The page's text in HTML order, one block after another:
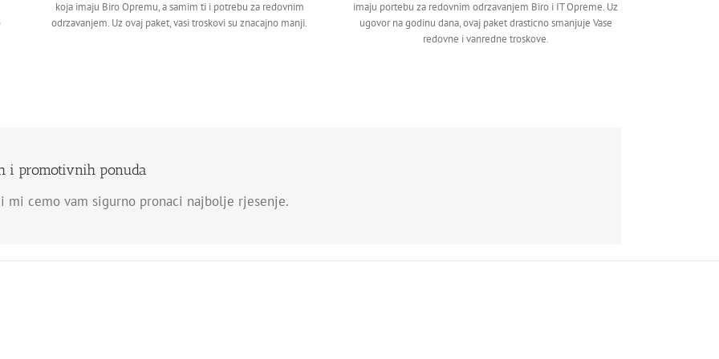
koja imaju Biro Opremu, a samim ti i potrebu za redovnim
odrzavanjem. Uz ovaj paket, vasi troskovi su znacajno manji.
imaju portebu za redovnim odrzavanjem Biro i IT Opreme. Uz
ugovor na godinu dana, ovaj paket drasticno smanjuje Vase
redovne i vanredne troskove.
i promotivnih ponuda
mi cemo vam sigurno pronaci najbolje rjesenje.